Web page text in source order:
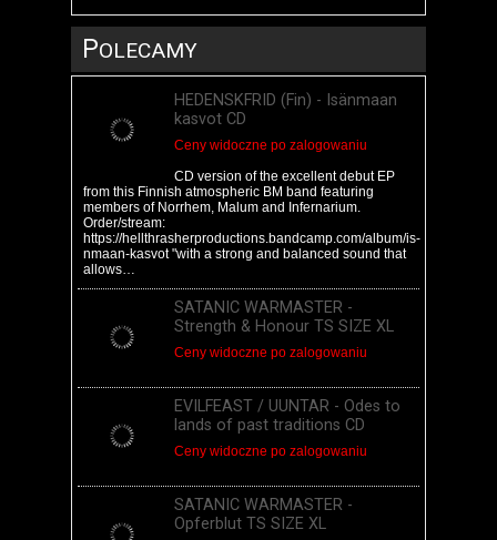
POLECAMY
HEDENSKFRID (Fin) - Is​​​ä​​​nmaan
kasvot CD
Ceny widoczne po zalogowaniu
CD version of the excellent debut EP
from this Finnish atmospheric BM band featuring
members of Norrhem, Malum and Infernarium.
Order/stream:
https://hellthrasherproductions.bandcamp.com/album/is-
nmaan-kasvot "with a strong and balanced sound that
allows…
SATANIC WARMASTER -
Strength & Honour TS SIZE XL
Ceny widoczne po zalogowaniu
EVILFEAST / UUNTAR - Odes to
lands of past traditions CD
Ceny widoczne po zalogowaniu
SATANIC WARMASTER -
Opferblut TS SIZE XL